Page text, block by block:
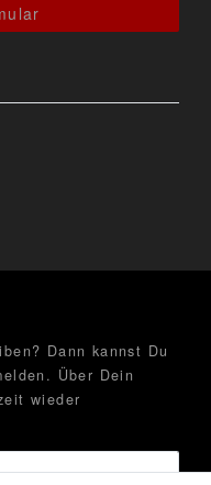
Dann kannst Du
Über Dein
wieder